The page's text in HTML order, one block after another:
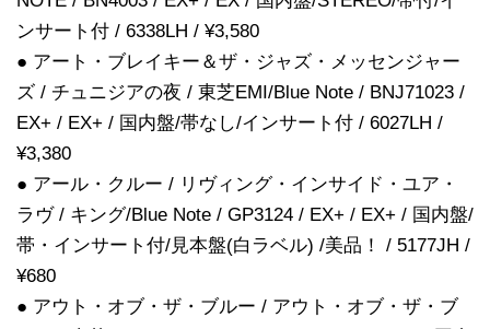
ンサート付 / 6338LH / ¥3,580
● アート・ブレイキー＆ザ・ジャズ・メッセンジャー
ズ / チュニジアの夜 / 東芝EMI/Blue Note / BNJ71023 /
EX+ / EX+ / 国内盤/帯なし/インサート付 / 6027LH /
¥3,380
● アール・クルー / リヴィング・インサイド・ユア・
ラヴ / キング/Blue Note / GP3124 / EX+ / EX+ / 国内盤/
帯・インサート付/見本盤(白ラベル) /美品！ / 5177JH /
¥680
● アウト・オブ・ザ・ブルー / アウト・オブ・ザ・ブ